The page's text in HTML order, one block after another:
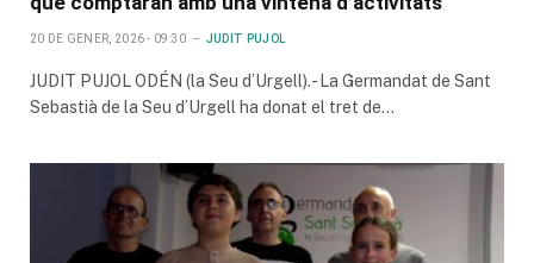
20 DE GENER, 2026 - 09:30 JUDIT PUJOL
JUDIT PUJOL ODÉN (la Seu d’Urgell).- La Germandat de Sant
Sebastià de la Seu d’Urgell ha donat el tret de…